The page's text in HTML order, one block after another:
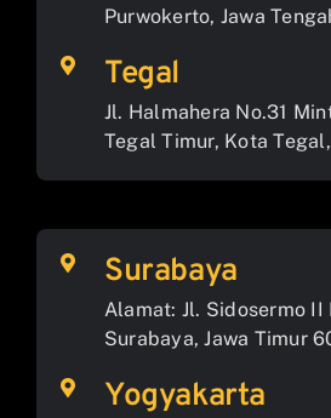
Purwokerto, Jawa
Tegal
Jl. Halmahera No.31
Tegal Timur, Kota
Surabaya
Alamat: Jl. Sidosermo II
Surabaya, Jawa Timur
Yogyakarta